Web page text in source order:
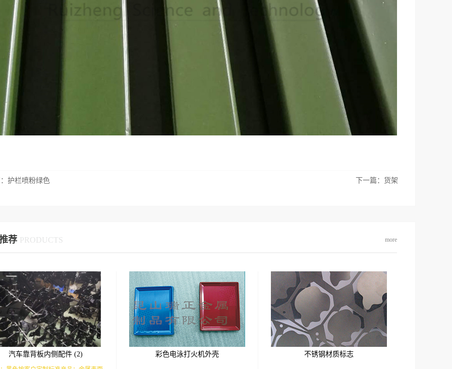
护栏喷粉绿色 下一篇： 货架
荐 PRODUCTS more
汽车靠背板内侧配件 (2) 彩色电泳打火机外壳 不锈钢材质标志